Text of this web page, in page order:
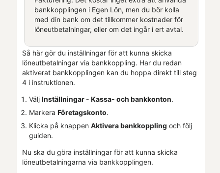
bankkopplingen i Egen Lön, men du bör kolla
med din bank om det tillkommer kostnader för
löneutbetalningar, eller om det ingår i ert avtal.
Så här gör du inställningar för att kunna skicka
löneutbetalningar via bankkoppling. Har du redan
aktiverat bankkopplingen kan du hoppa direkt till steg
4 i instruktionen.
Välj Inställningar - Kassa- och bankkonton.
Markera Företagskonto.
Klicka på knappen Aktivera bankkoppling och följ
guiden.
Nu ska du göra inställningar för att kunna skicka
löneutbetalningarna via bankkopplingen.